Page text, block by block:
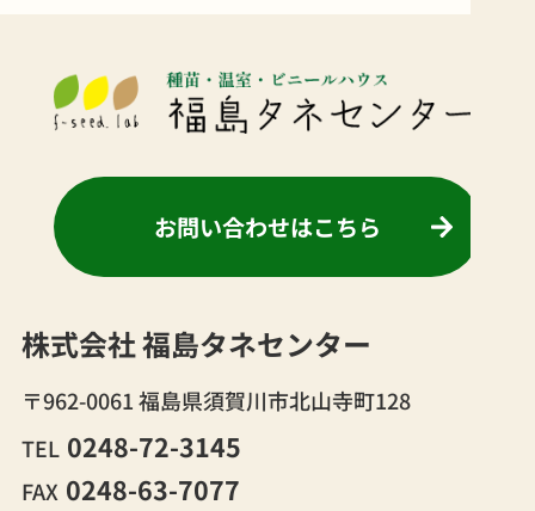
お問い合わせはこちら
株式会社 福島タネセンター
〒962-0061 福島県須賀川市北山寺町128
TEL 0248-72-3145
FAX 0248-63-7077